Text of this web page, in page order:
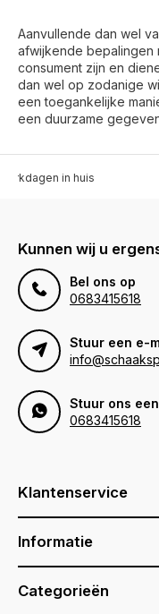
Aanvullende dan wel
afwijkende bepalingen
consument zijn en
dan wel op zodanige
een toegankelijke
een duurzame
in huis
Kunnen wij u
Bel ons op
0683415618
Stuur een e-
Stuur ons
0683415618
Klantenservice
Informatie
Categorieën